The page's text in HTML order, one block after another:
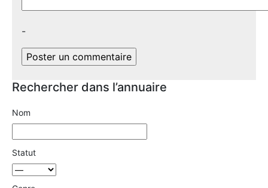
-
Rechercher dans l’annuaire
Nom
Statut